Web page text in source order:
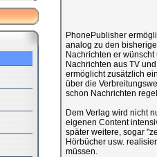
PhonePublisher
analog zu den
Nachrichten er
Nachrichten aus TV
ermöglicht zusätzlich
über die
schon Nachrichten
Dem Verlag wird nicht
eigenen Content
später weitere, sogar
Hörbücher usw.
müssen.